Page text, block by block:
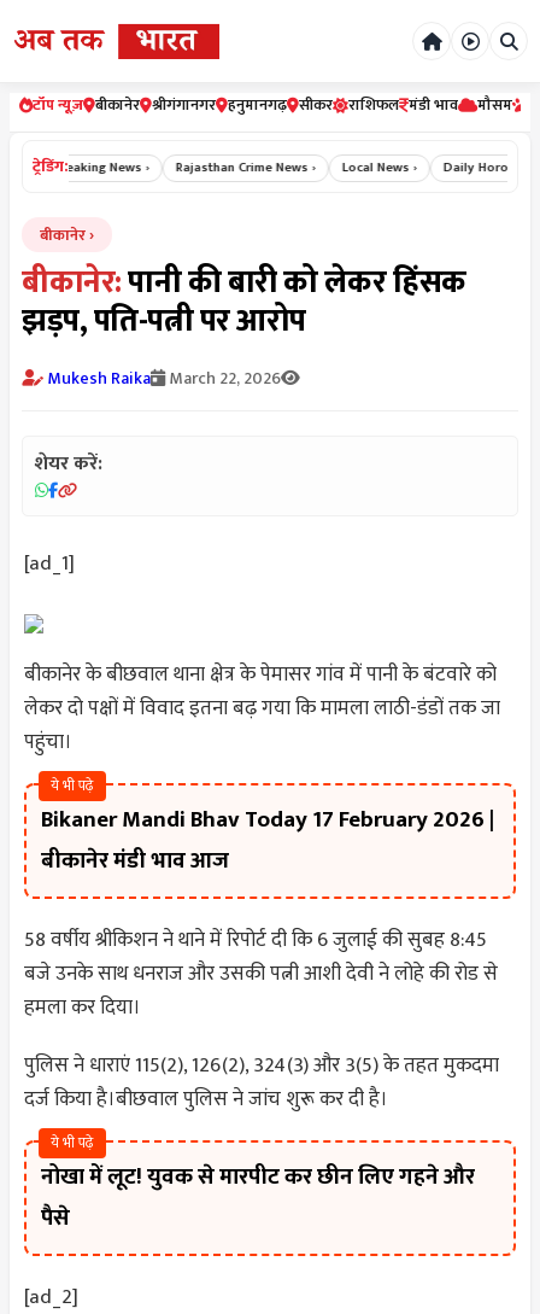
टॉप न्यूज़ बीकानेर श्रीगंगानगर हनुमानगढ़ सीकर राशिफल मंडी भाव मौसम
ट्रेडिंग:
Breaking News › Rajasthan Crime News › Local News › Daily
बीकानेर
बीकानेर:पानी की बारी को लेकर हिंसक
झड़प, पति-पत्नी पर आरोप
Mukesh Raika March 22, 2026
शेयर करें:
[ad_1]
बीकानेर के बीछवाल थाना क्षेत्र के पेमासर गांव में पानी के बंटवारे को
लेकर दो पक्षों में विवाद इतना बढ़ गया कि मामला लाठी-डंडों तक जा
पहुंचा।
ये भी पढ़े
Bikaner Mandi Bhav Today 17 February 2026 |
बीकानेर मंडी भाव आज
58 वर्षीय श्रीकिशन ने थाने में रिपोर्ट दी कि 6 जुलाई की सुबह 8:45
बजे उनके साथ धनराज और उसकी पत्नी आशी देवी ने लोहे की रोड से
हमला कर दिया।
पुलिस ने धाराएं 115(2), 126(2), 324(3) और 3(5) के तहत मुकदमा
दर्ज किया है।बीछवाल पुलिस ने जांच शुरू कर दी है।
ये भी पढ़े
नोखा में लूट! युवक से मारपीट कर छीन लिए गहने और
पैसे
[ad_2]